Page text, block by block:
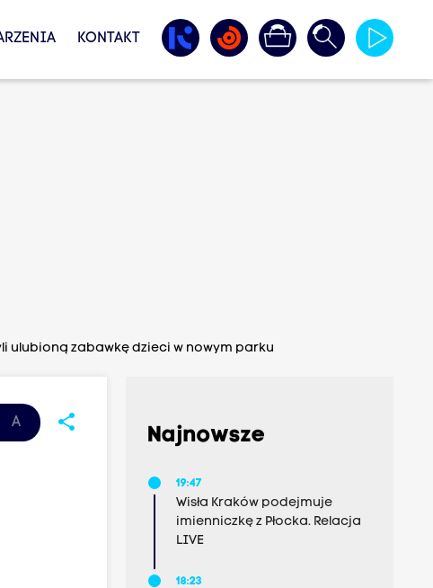
KONTAKT
ulubioną zabawkę dzieci w nowym parku
A share
Najnowsze
19:47
Wisła Kraków podejmuje
imienniczkę z Płocka. Relacja
LIVE
18:23